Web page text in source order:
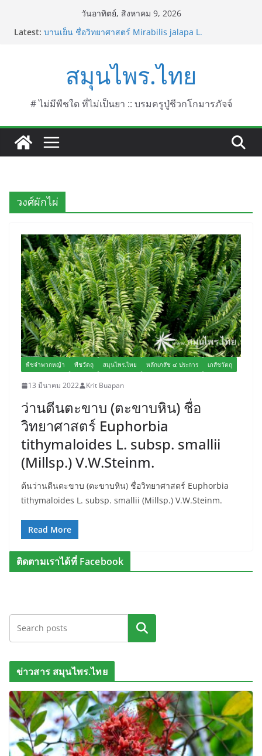
วันอาทิตย์, สิงหาคม 9, 2026
Latest: บานเย็น ชื่อวิทยาศาสตร์ Mirabilis jalapa L.
บานไม่รู้โรยไฟเออร์เวิร์ค ชื่อวิทยาศาสตร์ Gomphrena
pulchella L. (Firework)
บานไม่รู้โรยป่า ชื่อวิทยาศาสตร์ Gomphrena
celosioides Mart.
สมุนไพร.ไทย
# ไม่มีพืชใด ที่ไม่เป็นยา :: บรมครูปู่ชีวกโกมารภัจจ์
วงศ์ผักไผ่
พืชจำพวกหญ้า พืชวัตถุ สมุนไพร.ไทย หลักเภสัช ๔ ประการ เภสัชวัตถุ
13 มีนาคม 2022 Krit Buapan
ว่านตีนตะขาบ (ตะขาบหิน) ชื่อ
วิทยาศาสตร์ Euphorbia
tithymaloides L. subsp. smallii
(Millsp.) V.W.Steinm.
ต้นว่านตีนตะขาบ (ตะขาบหิน) ชื่อวิทยาศาสตร์ Euphorbia
tithymaloides L. subsp. smallii (Millsp.) V.W.Steinm.
Read More
ติดตามเราได้ที่ Facebook
ค้นหา
ข่าวสาร สมุนไพร.ไทย